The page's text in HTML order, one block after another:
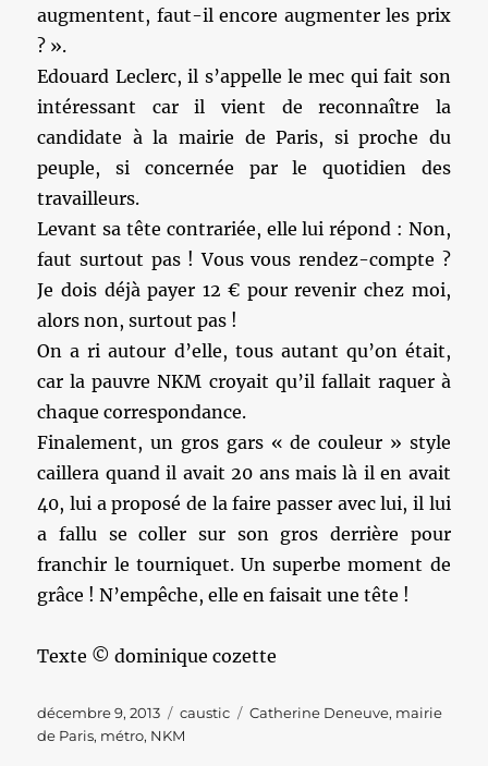
augmentent, faut-il encore augmenter les prix
? ».
Edouard Leclerc, il s’appelle le mec qui fait son
intéressant car il vient de reconnaître la
candidate à la mairie de Paris, si proche du
peuple, si concernée par le quotidien des
travailleurs.
Levant sa tête contrariée, elle lui répond : Non,
faut surtout pas ! Vous vous rendez-compte ?
Je dois déjà payer 12 € pour revenir chez moi,
alors non, surtout pas !
On a ri autour d’elle, tous autant qu’on était,
car la pauvre NKM croyait qu’il fallait raquer à
chaque correspondance.
Finalement, un gros gars « de couleur » style
caillera quand il avait 20 ans mais là il en avait
40, lui a proposé de la faire passer avec lui, il lui
a fallu se coller sur son gros derrière pour
franchir le tourniquet. Un superbe moment de
grâce ! N’empêche, elle en faisait une tête !
Texte © dominique cozette
Publié
le
décembre 9, 2013 Catégories
caustic Étiquettes
Catherine Deneuve, mairie
de Paris, métro, NKM